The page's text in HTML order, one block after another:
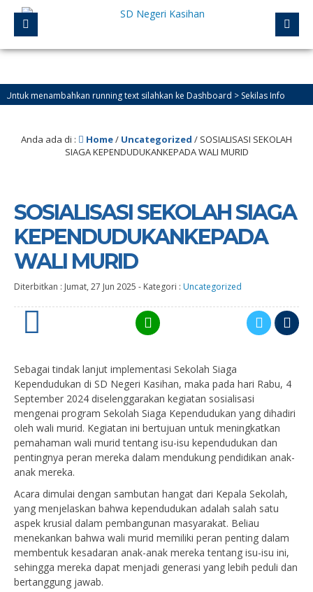
menambahkan running text silahkan ke Dashboard > Sekilas Info
Anda ada di : Home/ Uncategorized / SOSIALISASI SEKOLAH
SIAGA KEPENDUDUKANKEPADA WALI MURID
SOSIALISASI SEKOLAH SIAGA
KEPENDUDUKANKEPADA
WALI MURID
Diterbitkan : Jumat, 27 Jun 2025 - Kategori : Uncategorized
Sebagai tindak lanjut implementasi Sekolah Siaga
Kependudukan di SD Negeri Kasihan, maka pada hari Rabu, 4
September 2024 diselenggarakan kegiatan sosialisasi
mengenai program Sekolah Siaga Kependudukan yang dihadiri
oleh wali murid. Kegiatan ini bertujuan untuk meningkatkan
pemahaman wali murid tentang isu-isu kependudukan dan
pentingnya peran mereka dalam mendukung pendidikan anak-
anak mereka.
Acara dimulai dengan sambutan hangat dari Kepala Sekolah,
yang menjelaskan bahwa kependudukan adalah salah satu
aspek krusial dalam pembangunan masyarakat. Beliau
menekankan bahwa wali murid memiliki peran penting dalam
membentuk kesadaran anak-anak mereka tentang isu-isu ini,
sehingga mereka dapat menjadi generasi yang lebih peduli dan
bertanggung jawab.